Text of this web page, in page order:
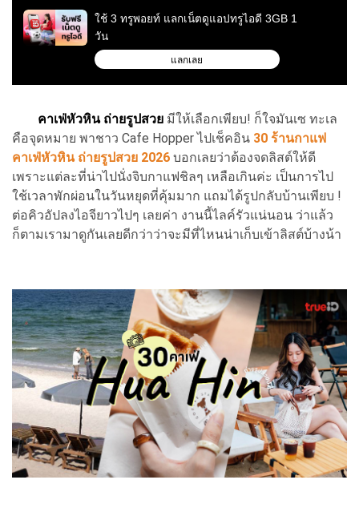
คาเฟ่หัวหิน ถ่ายรูปสวย มีให้เลือกเพียบ! ก็ใจมันเซ ทะเล
คือจุดหมาย พาชาว Cafe Hopper ไปเช็คอิน 30 ร้านกาแฟ
คาเฟ่หัวหิน ถ่ายรูปสวย 2026 บอกเลยว่าต้องจดลิสต์ให้ดี
เพราะแต่ละที่น่าไปนั่งจิบกาแฟชิลๆ เหลือเกินค่ะ เป็นการไป
ใช้เวลาพักผ่อนในวันหยุดที่คุ้มมาก แถมได้รูปกลับบ้านเพียบ !
ต่อคิวอัปลงไอจียาวไปๆ เลยค่า งานนี้ไลค์รัวแน่นอน ว่าแล้ว
ก็ตามเรามาดูกันเลยดีกว่าว่าจะมีที่ไหนน่าเก็บเข้าลิสต์บ้างน้า